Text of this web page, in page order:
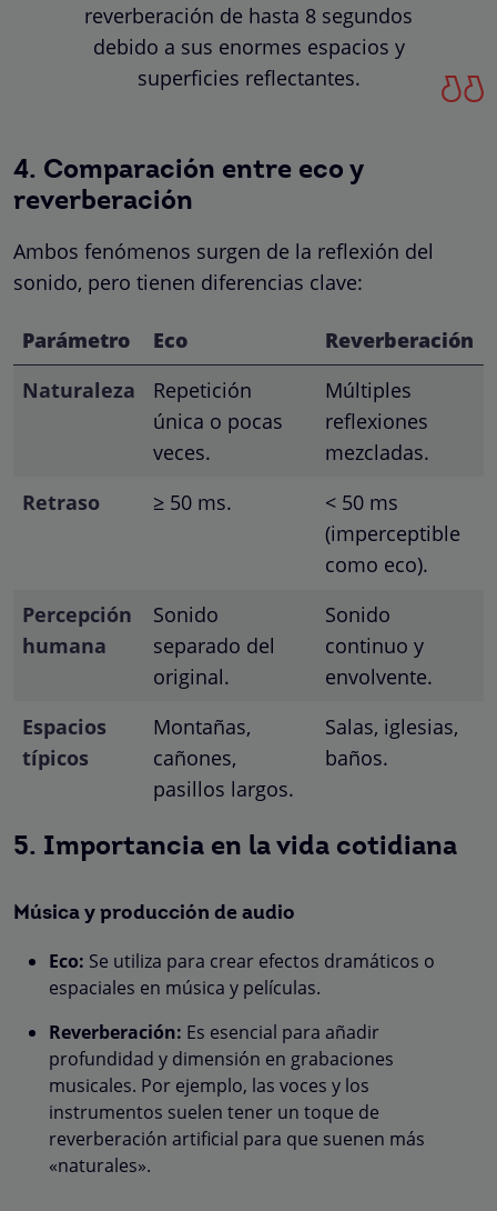
reverberación de hasta 8 segundos
debido a sus enormes espacios y
superficies reflectantes.
4. Comparación entre eco y
reverberación
Ambos fenómenos surgen de la reflexión del
sonido, pero tienen diferencias clave:
Parámetro Eco
Reverberación
Naturaleza
Repetición
única o pocas
veces.
Múltiples
reflexiones
mezcladas.
Retraso
≥ 50 ms.
< 50 ms
(imperceptible
como eco).
Percepción
humana
Sonido
separado del
original.
Sonido
continuo y
envolvente.
Espacios
típicos
Montañas,
cañones,
pasillos largos.
Salas, iglesias,
baños.
5. Importancia en la vida cotidiana
Música y producción de audio
Eco: Se utiliza para crear efectos dramáticos o
espaciales en música y películas.
Reverberación: Es esencial para añadir
profundidad y dimensión en grabaciones
musicales. Por ejemplo, las voces y los
instrumentos suelen tener un toque de
reverberación artificial para que suenen más
«naturales».